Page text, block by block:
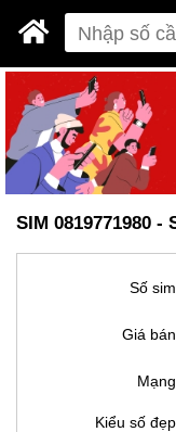
SIM 0819771980 -
Số
Giá
Kiểu số